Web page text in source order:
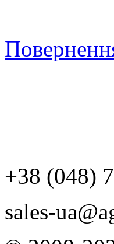
+38 (048)
sales-